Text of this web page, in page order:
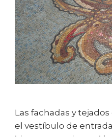
Las fachadas y
el vestíbulo de